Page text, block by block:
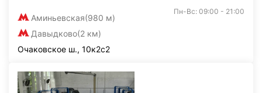
Аминьевская(980 м)
Давыдково(2 км)
Пн-Вс: 09:00 - 21:00
Очаковское ш., 10к2с2